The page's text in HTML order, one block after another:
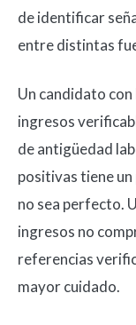
de identificar
entre distintas
Un candidato
ingresos
de antigüedad
positivas tiene
no sea perfecto.
ingresos no
referencias
mayor cuidado.